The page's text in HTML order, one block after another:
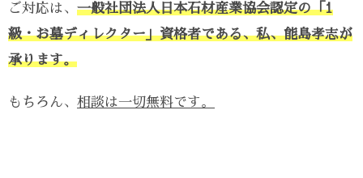
ご対応は、 一般社団法人日本石材産業協会認定の「1
級・お墓ディレクター」資格者である、私、能島孝志が
承ります。
もちろん、 相談は一切無料です。